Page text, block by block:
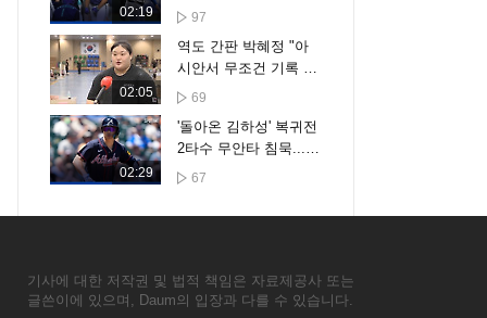
02:19
7연패 수렁 [스포타임#
97
02:05
역도 간판 박혜정 "아
시안서 무조건 기록 경
신"69
02:29
'돌아온 김하성' 복귀전
2타수 무안타 침묵...애
틀랜타도 2-3 패배 [스
67
기사에 대한 저작권 및 법적 책임은 자료제공사 또는
글쓴이에 있으며, Daum의 입장과 다를 수 있습니다.